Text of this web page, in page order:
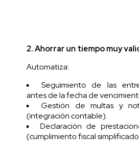
2. Ahorrar un tiempo muy
Automatiza:
Seguimiento de las
antes de la fecha de
Gestión de multas y
(integración contable).
Declaración de
(cumplimiento fiscal